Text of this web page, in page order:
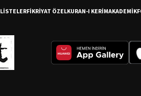
LİSTELERFİKRİYAT ÖZELKURAN-I KERİMAKADEMİK